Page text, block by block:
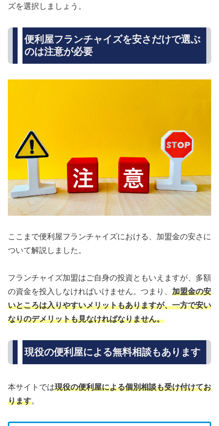
ズを選択しましょう。
便利屋フランチャイズを安さだけで選ぶ
のは注意が必要
ここまで便利屋フランチャイズにおける、加盟金の安さに
ついて解説しました。
フランチャイズ加盟はご自身の投資ともいえますが、多額
の資金を投入しなければいけません。つまり、 加盟金の安
いところは入りやすいメリットもありますが、一方で安い
なりのデメリットも見なければなりません。
現役の便利屋による無料相談もあります
本サイトでは現役の便利屋による個別相談も受け付けてお
ります。